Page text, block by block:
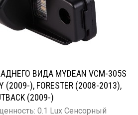
ВИДА MYDEAN VCM-305S
(2009-), FORESTER (2008-2013),
(2009-)
0.1 Lux Сенсорный